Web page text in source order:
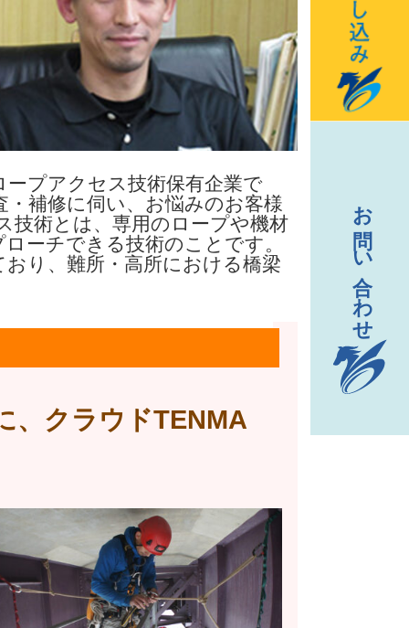
プアクセス技術保有企業で
補修に伺い、お悩みのお客様
技術とは、専用のロープや機材
ーチできる技術のことです。
り、難所・高所における橋梁
、クラウドTENMA